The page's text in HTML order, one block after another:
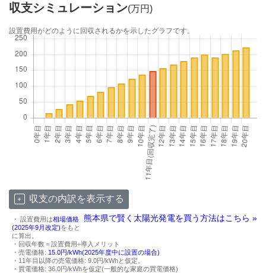
収支シミュレーション(万円)
設置費用がどのように回収されるかを示したグラフです。
収支の内訳を表示する
熊本県で賢く太陽光発電を買う方法はこちら »
・ 設置費用は相場価格
(2025年9月改定)をもと
に算出。
・回収年数＝設置費用÷導入メリット
・売電価格: 15.0円/kWh(2025年度中に設置の場合)
・11年目以降の売電価格: 9.0円/kWhと仮定。
・買電価格: 36.0円/kWhを仮定(一般的な家庭の買電価格)